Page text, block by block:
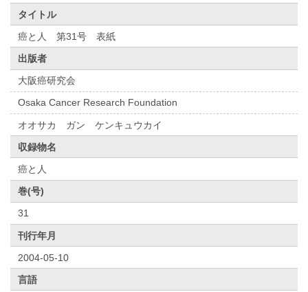
タイトル
癌と人 第31号 表紙
出版者
大阪癌研究会
Osaka Cancer Research Foundation
オオサカ ガン ケンキュウカイ
収録物名
癌と人
巻(号)
31
刊行年月
2004-05-10
言語